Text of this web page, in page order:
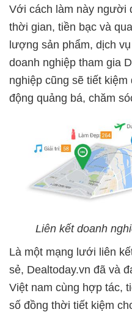
Với cách làm này người
thời gian, tiền bạc và
lượng sản phẩm, dịch
doanh nghiệp tham gia
nghiệp cũng sẽ tiết
động quảng bá, chăm
Liên kết doanh
Là một mạng lưới liên
sẻ, Dealtoday.vn đã và
Việt nam cùng hợp tác,
số đồng thời tiết kiệm